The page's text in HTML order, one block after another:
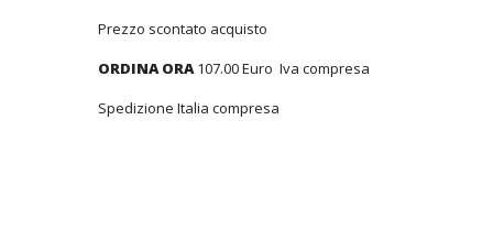
Prezzo scontato acquisto
ORDINA ORA107.00 Euro Iva compresa
Spedizione Italia compresa